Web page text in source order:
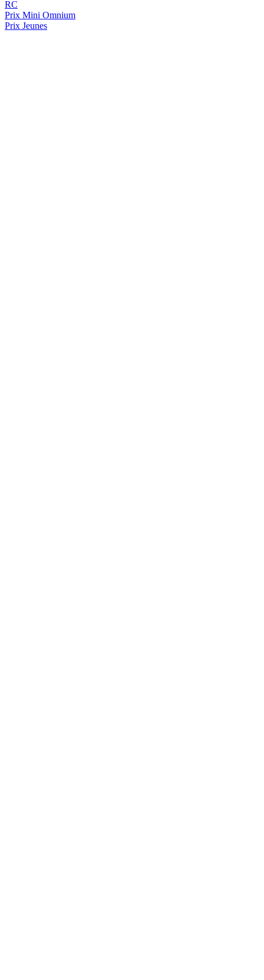
RC
Prix Mini Omnium
Prix Jeunes